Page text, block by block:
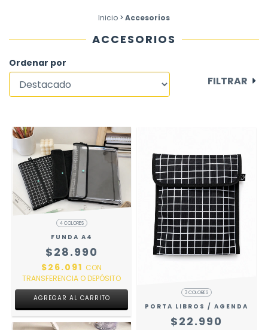
Inicio > Accesorios
ACCESORIOS
Ordenar por
FILTRAR
4 COLORES
FUNDA A4
$28.990
$26.091 CON
TRANSFERENCIA O DEPÓSITO
AGREGAR AL CARRITO
3 COLORES
PORTA LIBROS / AGENDA
$22.990